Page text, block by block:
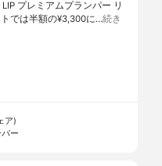
LIP ⁡プレミアムプランパー リ
では半額の¥3,300に…続き
ア)
ー